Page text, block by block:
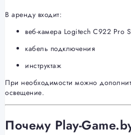
В аренду входит:
веб-камера Logitech C922 Pro
кабель подключения
инструктаж
При необходимости можно
освещение.
Почему Play-